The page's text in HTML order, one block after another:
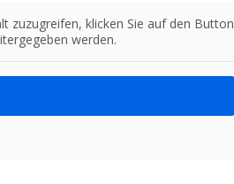
zuzugreifen, klicken Sie auf den Button
werden.